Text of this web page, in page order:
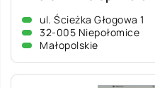
ul. Ścieżka Głogowa 1
32-005 Niepołomice
Małopolskie